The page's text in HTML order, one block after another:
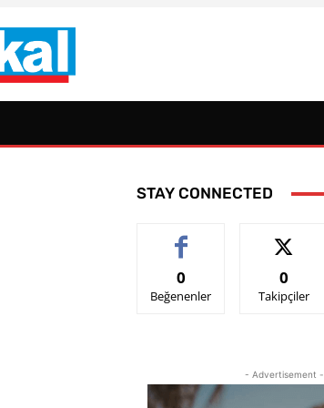
STAY CONNECTED
0
Beğenenler
0
Takipçiler
- Advertisement -